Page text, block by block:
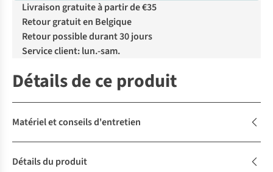
Livraison gratuite à partir de €35
Retour gratuit en Belgique
Retour possible durant 30 jours
Service client: lun.-sam.
Détails de ce produit
Matériel et conseils d'entretien
Détails du produit